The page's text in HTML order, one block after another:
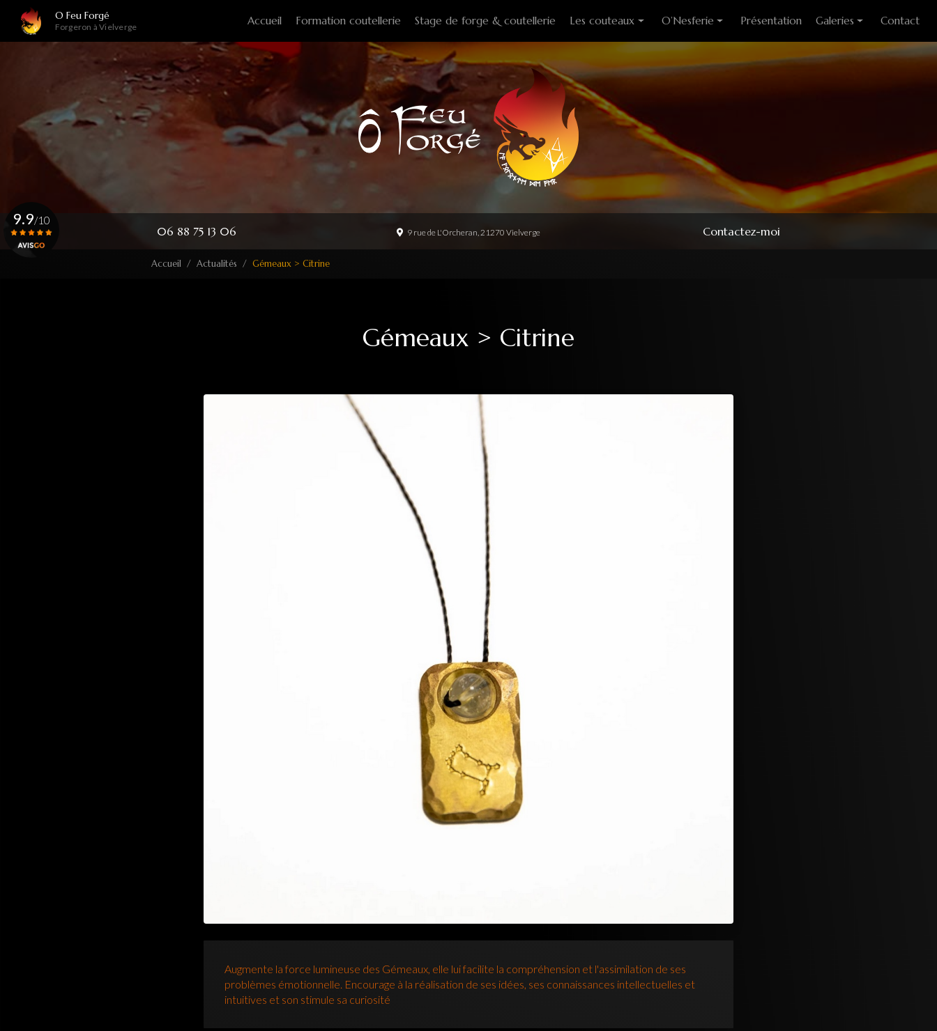
contenu
O Feu Forgé
Forgeron à Vielverge Accueil Formation coutellerie Stage de forge & coutellerie Les couteaux
Couteaux fixes
Couteaux pliants
Couteaux de cuisine
Couteaux de table
Couteaux à huitre
Tire-bouchons
Option
O’Nesferie
Encens Artisanal
Présentation Galeries
Photo des stages
Contact
06 88 75 13 06 9 rue de L'Orcheran, 21270 Vielverge Contactez-moi
9.9/10
Accueil Actualités Gémeaux > Citrine
Gémeaux > Citrine
Augmente la force lumineuse des Gémeaux, elle lui facilite la compréhension et l'assimilation de ses
problèmes émotionnelle. Encourage à la réalisation de ses idées, ses connaissances intellectuelles et
intuitives et son stimule sa curiosité